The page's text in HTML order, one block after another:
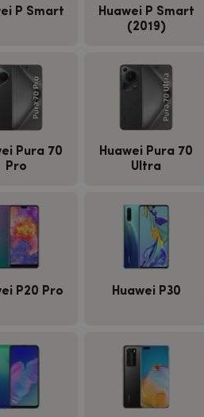
P Smart
Huawei P Smart
(2019)
Pura 70
Pro
Huawei Pura 70
Ultra
P20 Pro Huawei P30